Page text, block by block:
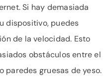
Si hay demasiada
dispositivo, puedes
de la velocidad. Esto
obstáculos entre el
paredes gruesas de yeso.